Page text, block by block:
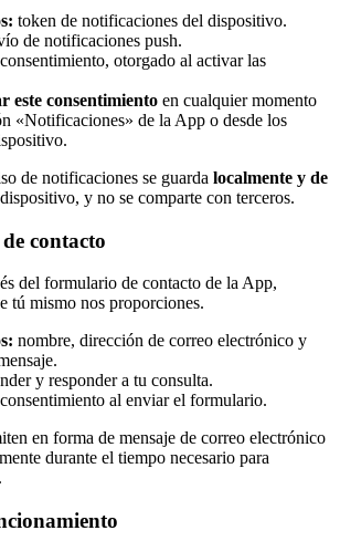
token de notificaciones del dispositivo.
de notificaciones push.
otorgado al activar las
este consentimiento en cualquier momento
«Notificaciones» de la App o desde los
de notificaciones se guarda localmente y de
y no se comparte con terceros.
contacto
del formulario de contacto de la App,
tú mismo nos proporciones.
nombre, dirección de correo electrónico y
y responder a tu consulta.
al enviar el formulario.
en forma de mensaje de correo electrónico
durante el tiempo necesario para